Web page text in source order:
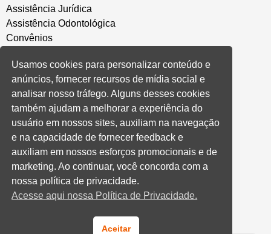
Assistência Jurídica
Assistência Odontológica
Convênios
Salão de Festa
Política de Privacidade
CONVENÇÃO COLETIVA E ACORDOS
Convenções Coletivas
Banco do Brasil
Caixa Econômica Federal
Banrisul
Privados
Cooperativas e Financeiras
Usamos cookies para personalizar conteúdo e
anúncios, fornecer recursos de mídia social e
analisar nosso tráfego. Alguns desses cookies
também ajudam a melhorar a experiência do
usuário em nossos sites, auxiliam na navegação
e na capacidade de fornecer feedback e
auxiliam em nossos esforços promocionais e de
marketing. Ao continuar, você concorda com a
nossa política de privacidade.
Acesse aqui nossa Política de Privacidade.
Aceitar